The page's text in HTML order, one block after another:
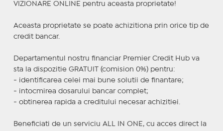
VIZIONARE ONLINE pentru aceasta proprietate!
Aceasta proprietate se poate achizitiona prin orice tip de
credit bancar.
Departamentul nostru financiar Premier Credit Hub va
sta la dispozitie GRATUIT (comision 0%) pentru:
- identificarea celei mai bune solutii de finantare;
- intocmirea dosarului bancar complet;
- obtinerea rapida a creditului necesar achizitiei.
Beneficiati de un serviciu ALL IN ONE, cu acces direct la